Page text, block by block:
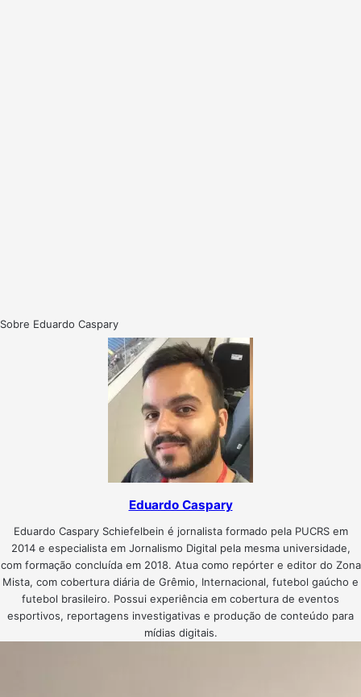
Sobre Eduardo Caspary
Eduardo Caspary
Eduardo Caspary Schiefelbein é jornalista formado pela PUCRS em
2014 e especialista em Jornalismo Digital pela mesma universidade,
com formação concluída em 2018. Atua como repórter e editor do Zona
Mista, com cobertura diária de Grêmio, Internacional, futebol gaúcho e
futebol brasileiro. Possui experiência em cobertura de eventos
esportivos, reportagens investigativas e produção de conteúdo para
mídias digitais.